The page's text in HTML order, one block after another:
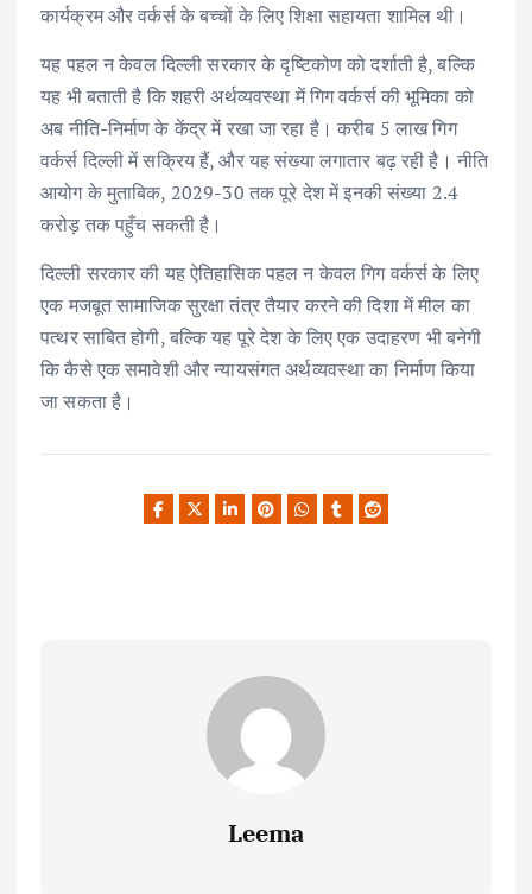
कार्यक्रम और वर्कर्स के बच्चों के लिए शिक्षा सहायता शामिल थी।
यह पहल न केवल दिल्ली सरकार के दृष्टिकोण को दर्शाती है, बल्कि
यह भी बताती है कि शहरी अर्थव्यवस्था में गिग वर्कर्स की भूमिका को
अब नीति-निर्माण के केंद्र में रखा जा रहा है। करीब 5 लाख गिग
वर्कर्स दिल्ली में सक्रिय हैं, और यह संख्या लगातार बढ़ रही है। नीति
आयोग के मुताबिक, 2029-30 तक पूरे देश में इनकी संख्या 2.4
करोड़ तक पहुँच सकती है।
दिल्ली सरकार की यह ऐतिहासिक पहल न केवल गिग वर्कर्स के लिए
एक मजबूत सामाजिक सुरक्षा तंत्र तैयार करने की दिशा में मील का
पत्थर साबित होगी, बल्कि यह पूरे देश के लिए एक उदाहरण भी बनेगी
कि कैसे एक समावेशी और न्यायसंगत अर्थव्यवस्था का निर्माण किया
जा सकता है।
Leema